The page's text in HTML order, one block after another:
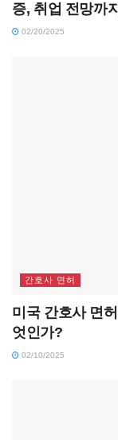
증, 취업 전망까
02/20/2025
간호사 면허
미국 간호사 면
엇인가?
02/10/2025